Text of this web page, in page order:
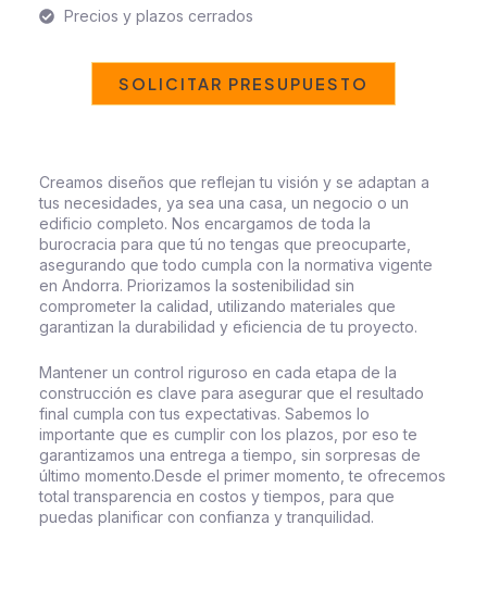
Precios y plazos cerrados
SOLICITAR PRESUPUESTO
Creamos diseños que reflejan tu visión y se adaptan a
tus necesidades, ya sea una casa, un negocio o un
edificio completo. Nos encargamos de toda la
burocracia para que tú no tengas que preocuparte,
asegurando que todo cumpla con la normativa vigente
en Andorra. Priorizamos la sostenibilidad sin
comprometer la calidad, utilizando materiales que
garantizan la durabilidad y eficiencia de tu proyecto.
Mantener un control riguroso en cada etapa de la
construcción es clave para asegurar que el resultado
final cumpla con tus expectativas. Sabemos lo
importante que es cumplir con los plazos, por eso te
garantizamos una entrega a tiempo, sin sorpresas de
último momento.Desde el primer momento, te ofrecemos
total transparencia en costos y tiempos, para que
puedas planificar con confianza y tranquilidad.